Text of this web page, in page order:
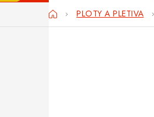
DomůPLOTY A PLETIVA